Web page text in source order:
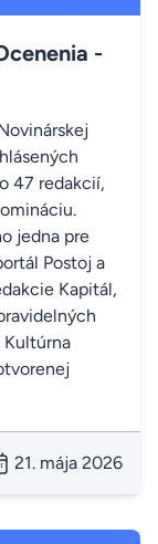
-
47 redakcií,
jedna pre
Postoj a
Kapitál,
21. mája 2026